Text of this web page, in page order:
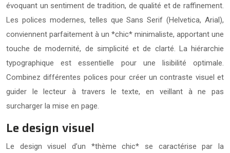
évoquant un sentiment de tradition, de qualité et de raffinement.
Les polices modernes, telles que Sans Serif (Helvetica, Arial),
conviennent parfaitement à un *chic* minimaliste, apportant une
touche de modernité, de simplicité et de clarté. La hiérarchie
typographique est essentielle pour une lisibilité optimale.
Combinez différentes polices pour créer un contraste visuel et
guider le lecteur à travers le texte, en veillant à ne pas
surcharger la mise en page.
Le design visuel
Le design visuel d’un *thème chic* se caractérise par la